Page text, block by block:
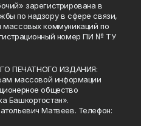
зарегистрирована в
по надзору в сфере связи,
массовых коммуникаций по
номер ПИ № ТУ
ПЕЧАТНОГО ИЗДАНИЯ:
массовой информации
общество
Башкортостан».
Матвеев. Телефон: